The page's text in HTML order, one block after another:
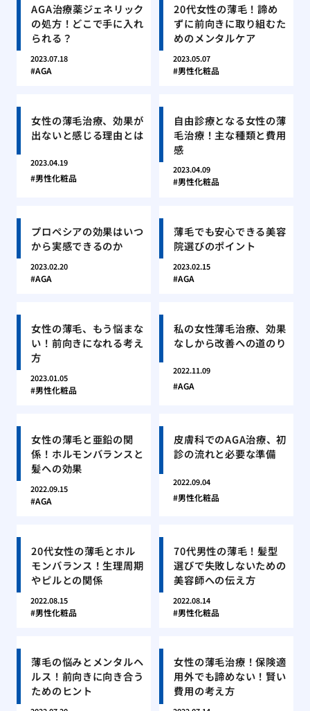
AGA治療薬ジェネリック
の処方！どこで手に入れ
られる？
2023.07.18
AGA
20代女性の薄毛！諦め
ずに前向きに取り組むた
めのメンタルケア
2023.05.07
男性化粧品
女性の薄毛治療、効果が
出ないと感じる理由とは
2023.04.19
男性化粧品
自由診療となる女性の薄
毛治療！主な種類と費用
感
2023.04.09
男性化粧品
プロペシアの効果はいつ
から実感できるのか
2023.02.20
AGA
薄毛でも安心できる美容
院選びのポイント
2023.02.15
AGA
女性の薄毛、もう悩まな
い！前向きになれる考え
方
2023.01.05
男性化粧品
私の女性薄毛治療、効果
なしから改善への道のり
2022.11.09
AGA
女性の薄毛と亜鉛の関
係！ホルモンバランスと
髪への効果
2022.09.15
AGA
皮膚科でのAGA治療、初
診の流れと必要な準備
2022.09.04
男性化粧品
20代女性の薄毛とホル
モンバランス！生理周期
やピルとの関係
2022.08.15
男性化粧品
70代男性の薄毛！髪型
選びで失敗しないための
美容師への伝え方
2022.08.14
男性化粧品
薄毛の悩みとメンタルヘ
ルス！前向きに向き合う
ためのヒント
女性の薄毛治療！保険適
用外でも諦めない！賢い
費用の考え方